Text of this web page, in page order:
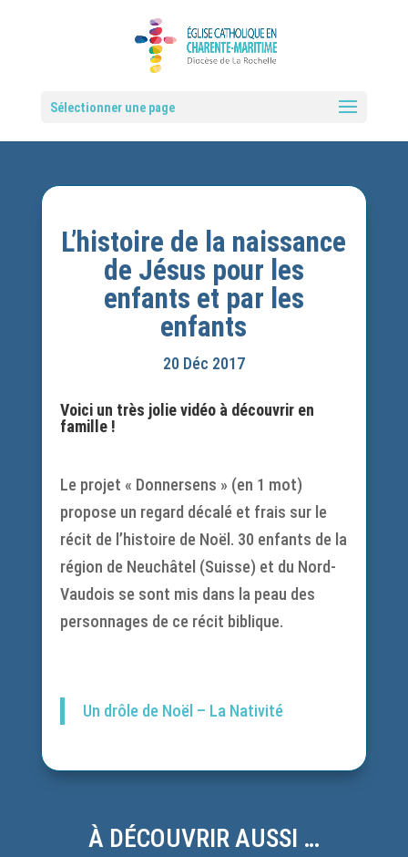
Sélectionner une page
L’histoire de la naissance
de Jésus pour les
enfants et par les
enfants
20 Déc 2017
Voici un très jolie vidéo à découvrir en
famille !
Le projet « Donnersens » (en 1 mot)
propose un regard décalé et frais sur le
récit de l’histoire de Noël. 30 enfants de la
région de Neuchâtel (Suisse) et du Nord-
Vaudois se sont mis dans la peau des
personnages de ce récit biblique.
Un drôle de Noël – La Nativité
À DÉCOUVRIR AUSSI …